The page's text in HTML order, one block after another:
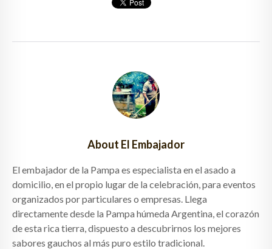
About El Embajador
El embajador de la Pampa es especialista en el asado a
domicilio, en el propio lugar de la celebración, para eventos
organizados por particulares o empresas. Llega
directamente desde la Pampa húmeda Argentina, el corazón
de esta rica tierra, dispuesto a descubrirnos los mejores
sabores gauchos al más puro estilo tradicional.